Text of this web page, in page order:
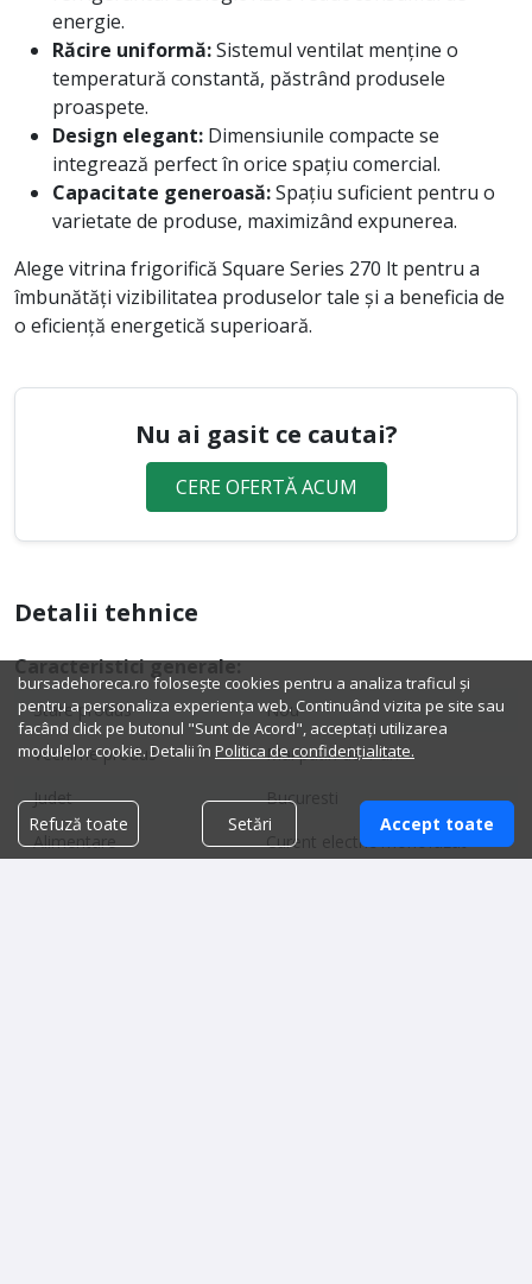
energie.
Răcire uniformă:Sistemul ventilat menține o
temperatură constantă, păstrând produsele
proaspete.
Design elegant: Dimensiunile compacte se
integrează perfect în orice spațiu comercial.
Capacitate generoasă:Spațiu suficient pentru o
varietate de produse, maximizând expunerea.
Alege vitrina frigorifică Square Series 270 lt pentru a
îmbunătăți vizibilitatea produselor tale și a beneficia de
o eficiență energetică superioară.
Nu ai gasit ce cautai?
CERE OFERTĂ ACUM
Detalii tehnice
Caracteristici generale:
Stare produs
Nou
Vechime produs
Mai putin de 1 an
Judet
Bucuresti
Alimentare
Curent electric monofazat
bursadehoreca.ro folosește cookies pentru a analiza traficul și
pentru a personaliza experiența web. Continuând vizita pe site sau
facând click pe butonul "Sunt de Acord", acceptați utilizarea
modulelor cookie. Detalii în Politica de confidențialitate.
Refuză toate Setări Accept toate